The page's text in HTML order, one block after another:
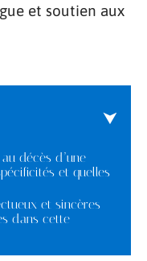
et soutien aux
décès d’une
et quelles
et sincères
dans cette